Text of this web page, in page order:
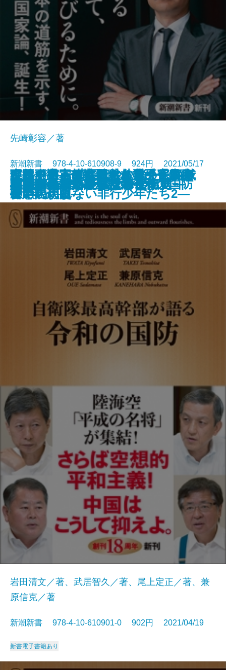
不要不急―苦境と向き合う仏教の
智慧―
財務省の「ワル」
森林で日本は蘇る―林業の瓦解を
食い止めよ―
その病気、市販薬で治せます
陶芸は生きがいになる
ビジネス戦略から読む美術史
シルクロード―流沙に消えた西域
三十六か国―
57歳で婚活したらすごかった
現役引退―プロ野球名選手「最後
の1年」―
国家の尊厳
先崎彰容／著
新潮新書 978-4-10-610908-9 924円 2021/05/17
新書電子書籍あり
自衛隊最高幹部が語る令和の国防
岩田清文／著、武居智久／著、尾上定正／著、兼
原信克／著
新潮新書 978-4-10-610901-0 902円 2021/04/19
新書電子書籍あり
古代史の正体―縄文から平安まで
―
どうしても頑張れない人たち―ケ
ーキの切れない非行少年たち2―
マスクをするサル
中国が宇宙を支配する日―宇宙安
保の現代史―
小説家になって億を稼ごう
毒親の日本史
検閲官―発見されたGHQ名簿―
認知症の新しい常識
ロシアを決して信じるな